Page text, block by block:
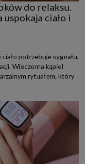
do relaksu.
ciało i
potrzebuje sygnału,
Wieczorna kąpiel
rytuałem, który